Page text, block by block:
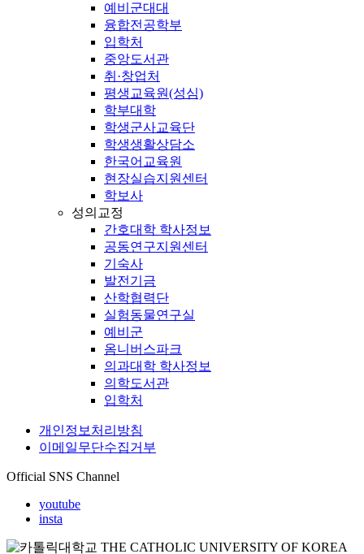
예비군대대
융합전공학부
입학처
중앙도서관
취·창업처
평생교육원(성심)
학부대학
학생군사교육단
학생생활상담소
한국어교육원
현장실습지원센터
학보사
성의교정
간호대학 학사정보
공동연구지원센터
기숙사
발전기금
산학협력단
실험동물연구실
예비군
옴니버스파크
의과대학 학사정보
의학도서관
입학처
개인정보처리방침
이메일무단수집거부
Official SNS Channel
youtube
insta